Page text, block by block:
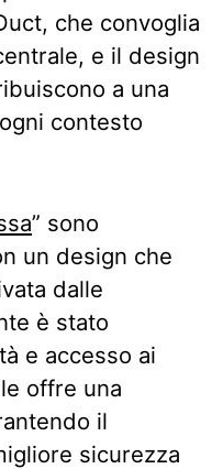
che convoglia
e il design
a una
contesto
” sono
un design che
dalle
è stato
e accesso ai
offre una
il
sicurezza